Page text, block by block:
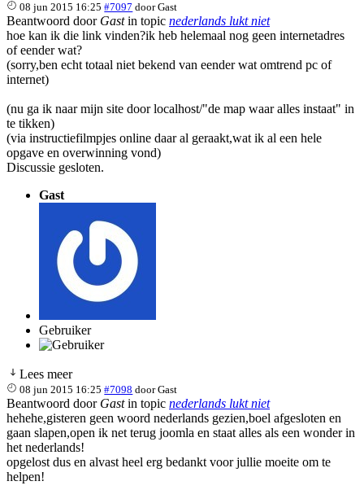
08 jun 2015 16:25 #7097 doorGast
Beantwoord door Gastin topic nederlands lukt niet
hoe kan ik die link vinden?ik heb helemaal nog geen internetadres
of eender wat?
(sorry,ben echt totaal niet bekend van eender wat omtrend pc of
internet)
(nu ga ik naar mijn site door localhost/"de map waar alles instaat" in
te tikken)
(via instructiefilmpjes online daar al geraakt,wat ik al een hele
opgave en overwinning vond)
Discussie gesloten.
Gast
Gebruiker
Lees meer
08 jun 2015 16:25 #7098 doorGast
Beantwoord door Gastin topic nederlands lukt niet
hehehe,gisteren geen woord nederlands gezien,boel afgesloten en
gaan slapen,open ik net terug joomla en staat alles als een wonder in
het nederlands!
opgelost dus en alvast heel erg bedankt voor jullie moeite om te
helpen!